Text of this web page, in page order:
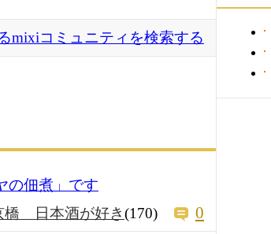
mixiコミュニティを検索する
の佃煮」です
日本酒が好き(170) 0